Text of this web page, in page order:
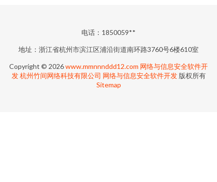
电话：1850059**
地址：浙江省杭州市滨江区浦沿街道南环路3760号6楼610室
Copyright © 2026www.mmnnnddd12.com 网络与信息安全软件开
发 杭州竹间网络科技有限公司 网络与信息安全软件开发版权所有
Sitemap